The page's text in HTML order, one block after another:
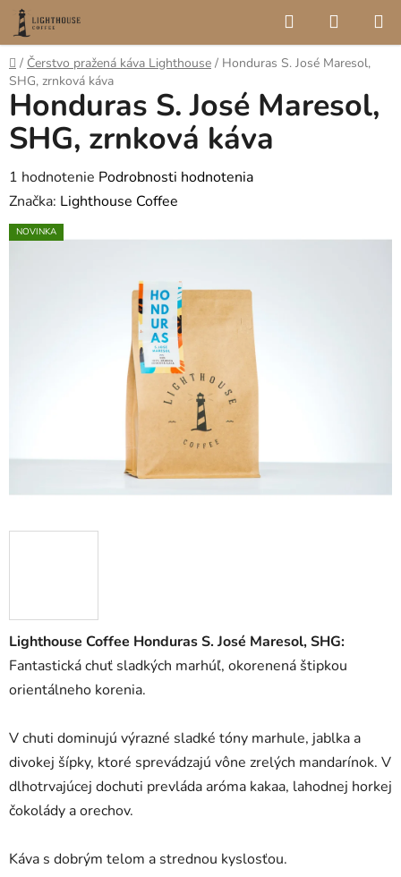
Prejsť
obsah
Hľadať
KOŠÍK
Domov
/ Čerstvo pražená káva Lighthouse / Honduras S. José Maresol,
SHG, zrnková káva
Lighthouse Coffee Honduras S. José Maresol, SHG:
Fantastická chuť sladkých marhúľ, okorenená štipkou
orientálneho korenia.
V chuti dominujú výrazné sladké tóny marhule, jablka a
divokej šípky, ktoré sprevádzajú vône zrelých mandarínok. V
dlhotrvajúcej dochuti prevláda aróma kakaa, lahodnej horkej
čokolády a orechov.
Káva s dobrým telom a strednou kyslosťou.
Honduras S. José Maresol,
SHG, zrnková káva
Priemerné
hodnotenie
produktu
1 hodnotenie Podrobnosti hodnotenia
Značka: Lighthouse Coffee
NOVINKA